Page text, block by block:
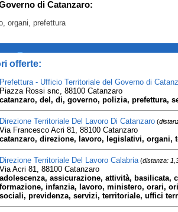
di Catanzaro:
organi, prefettura
offerte:
Prefettura - Ufficio Territoriale del Governo di
Piazza Rossi snc, 88100 Catanzaro
catanzaro, del, di, governo, polizia, prefettura,
Direzione Territoriale Del Lavoro Di Catanzaro(
Via Francesco Acri 81, 88100 Catanzaro
catanzaro, direzione, lavoro, legislativi, organi,
Direzione Territoriale Del Lavoro Calabria(distanza:
Via Acri 81, 88100 Catanzaro
adolescenza, assicurazione, attività, basilicata,
formazione, infanzia, lavoro, ministero, orari,
sociali, previdenza, servizi, territoriale, uffici